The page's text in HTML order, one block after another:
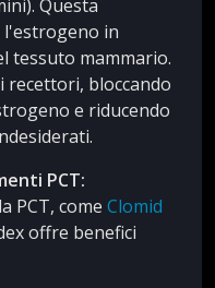
Questa
l'estrogeno in
tessuto mammario.
recettori, bloccando
e riducendo
PCT:
PCT, come Clomid
offre benefici